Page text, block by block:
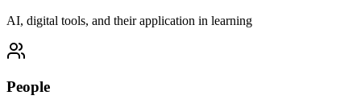
AI, digital tools, and their application in learning
People